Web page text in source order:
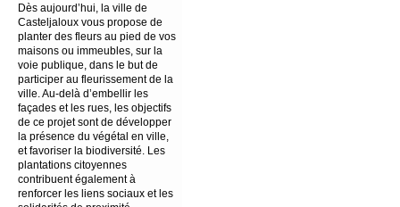
Dès aujourd’hui, la ville de
Casteljaloux vous propose de
planter des fleurs au pied de vos
maisons ou immeubles, sur la
voie publique, dans le but de
participer au fleurissement de la
ville. Au-delà d’embellir les
façades et les rues, les objectifs
de ce projet sont de développer
la présence du végétal en ville,
et favoriser la biodiversité. Les
plantations citoyennes
contribuent également à
renforcer les liens sociaux et les